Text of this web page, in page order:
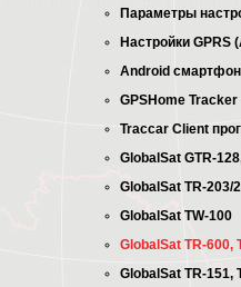
Параметры
Настройки GPRS
Android
GPSHome
Traccar Client
GlobalSat GTR-
GlobalSat TR-203/
GlobalSat TW-100
GlobalSat TR-600,
GlobalSat TR-151,